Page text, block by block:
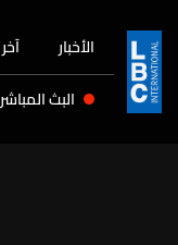
الأخبار
البث المباشر